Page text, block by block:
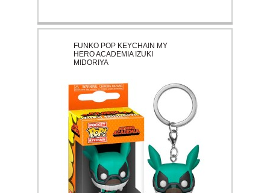
FUNKO POP KEYCHAIN MY
HERO ACADEMIA IZUKI
MIDORIYA